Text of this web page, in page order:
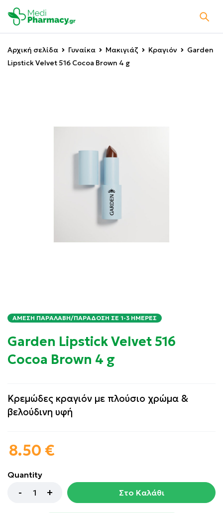
Αρχική σελίδα Γυναίκα Μακιγιάζ Κραγιόν
Garden
Lipstick Velvet 516 Cocoa Brown 4 g
ΆΜΕΣΗ ΠΑΡΑΛΑΒΉ/ΠΑΡΆΔΟΣΗ ΣΕ 1-3 ΗΜΈΡΕΣ
Garden Lipstick Velvet 516
Cocoa Brown 4 g
Κρεμώδες κραγιόν με πλούσιο χρώμα &
βελούδινη υφή
8.50 €
Quantity
Στο Καλάθι